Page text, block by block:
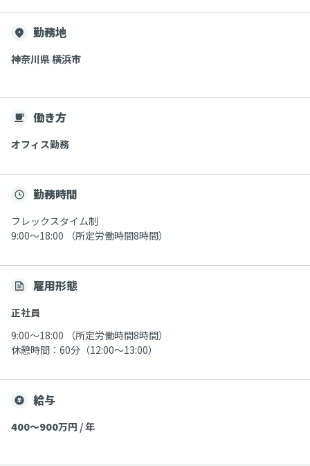
勤務地
神奈川県 横浜市
働き方
オフィス勤務
勤務時間
フレックスタイム制
9:00～18:00 （所定労働時間8時間）
雇用形態
正社員
9:00～18:00 （所定労働時間8時間）
休憩時間：60分（12:00～13:00）
給与
400〜900万円 / 年